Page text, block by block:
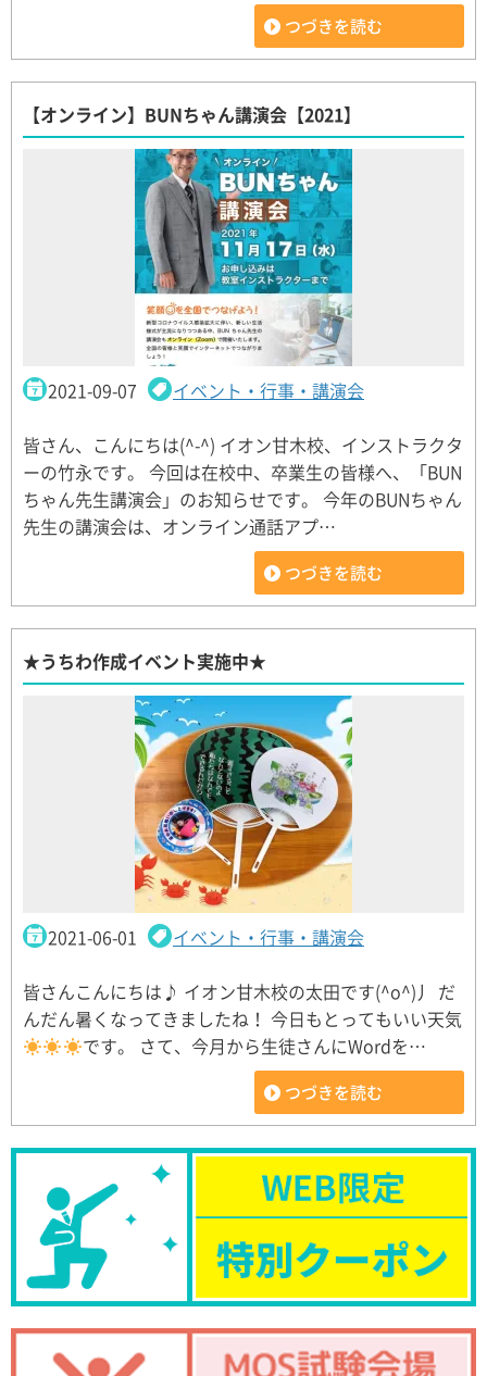
つづきを読む
【オンライン】BUNちゃん講演会【2021】
2021-09-07 イベント・行事・講演会
皆さん、こんにちは(^-^) イオン甘木校、インストラクタ
ーの竹永です。 今回は在校中、卒業生の皆様へ、「BUN
ちゃん先生講演会」のお知らせです。 今年のBUNちゃん
先生の講演会は、オンライン通話アプ…
つづきを読む
★うちわ作成イベント実施中★
2021-06-01 イベント・行事・講演会
皆さんこんにちは♪ イオン甘木校の太田です(^o^)丿 だ
んだん暑くなってきましたね！ 今日もとってもいい天気
です。 さて、今月から生徒さんにWordを…
つづきを読む